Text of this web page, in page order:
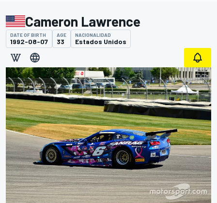
Cameron Lawrence
DATE OF BIRTH
1992-08-07
AGE
33
NACIONALIDAD
Estados Unidos